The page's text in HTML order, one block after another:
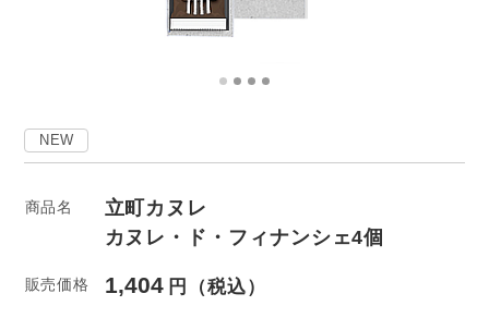
NEW
商品名
立町カヌレ
カヌレ・ド・フィナンシェ4個
販売価格 1,404